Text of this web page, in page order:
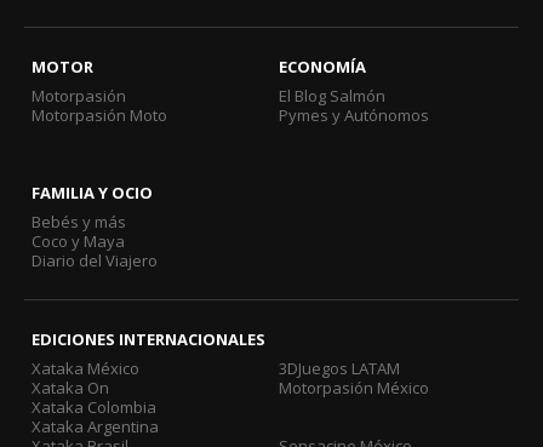
MOTOR
Motorpasión
Motorpasión Moto
ECONOMÍA
El Blog Salmón
Pymes y Autónomos
FAMILIA Y OCIO
Bebés y más
Coco y Maya
Diario del Viajero
EDICIONES INTERNACIONALES
Xataka México
Xataka On
Xataka Colombia
Xataka Argentina
3DJuegos LATAM
Motorpasión México